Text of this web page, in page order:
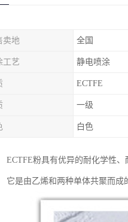
卖地 全国
工艺 静电喷涂
ECTFE
一级
白色
ECTFE粉具有优异的耐化学性
它是由乙烯和两种单体共聚而成